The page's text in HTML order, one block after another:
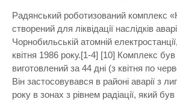
Радянський роботизований комплекс
створений для ліквідації наслідків
Чорнобильській атомній
квітня 1986 року.[1-4] [10] Комплекс
виготовлений за 44 дні (з квітня по
Він застосовувався в районі аварії з
року в зонах з рівнем радіації, який